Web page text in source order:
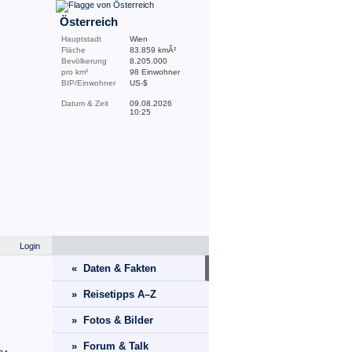
Österreich
Hauptstadt
Wien
Fläche
83.859 kmÂ²
Bevölkerung
8.205.000
pro km²
98 Einwohner
BIP/Einwohner
US-$
Datum & Zeit
09.08.2026
10:25
Login
« Daten & Fakten
» Reisetipps A–Z
» Fotos & Bilder
» Forum & Talk